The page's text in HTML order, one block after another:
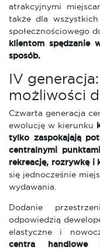
atrakcyjnymi
także dla
społecznościowego
klientom spędzanie
sposób.
IV
możliwości
Czwarta generacja
ewolucję w kierunku
tylko zaspokajają
centralnymi
rekreację, rozrywkę i
się jednocześnie
wydawania.
Dodanie
odpowiedzią
elastyczne i
centra handlowe